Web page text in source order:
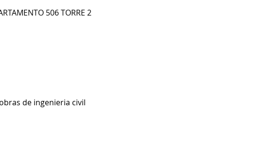
506 TORRE 2
de ingenieria civil